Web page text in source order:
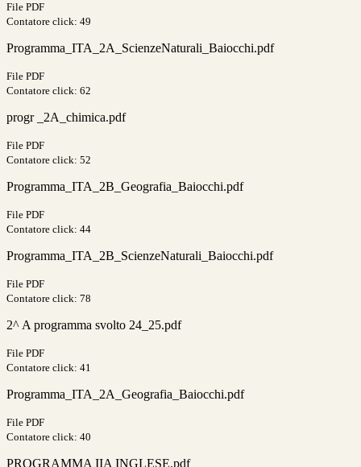
File PDF
Contatore click: 49
Programma_ITA_2A_ScienzeNaturali_Baiocchi.pdf
File PDF
Contatore click: 62
progr _2A_chimica.pdf
File PDF
Contatore click: 52
Programma_ITA_2B_Geografia_Baiocchi.pdf
File PDF
Contatore click: 44
Programma_ITA_2B_ScienzeNaturali_Baiocchi.pdf
File PDF
Contatore click: 78
2^ A programma svolto 24_25.pdf
File PDF
Contatore click: 41
Programma_ITA_2A_Geografia_Baiocchi.pdf
File PDF
Contatore click: 40
PROGRAMMA IIA INGLESE.pdf